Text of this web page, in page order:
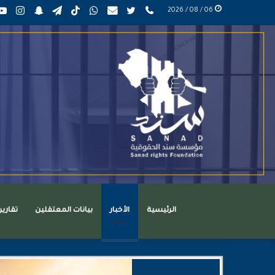
سناب
تشات
تيلقرامTikTokواتساب mail تويتر
عربي
phone
الرئيسية الأخبار بيانات المعتقلين